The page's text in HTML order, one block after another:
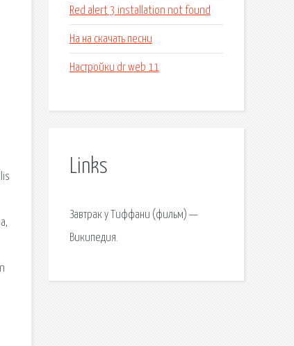
Red alert 3 installation not found
На на скачать песни
Настройки dr web 11
Links
Завтрак у Тиффани (фильм) —
Википедия.